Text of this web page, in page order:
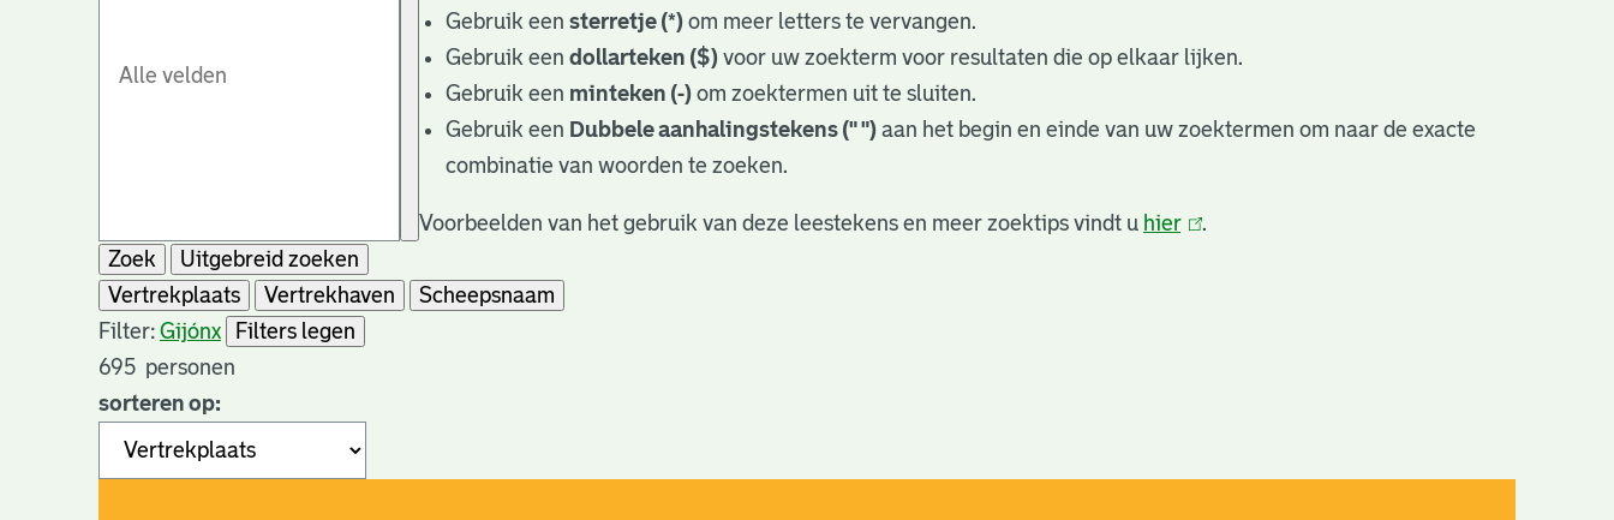
Gebruik eensterretje (*) om meer letters te vervangen.
Gebruik eendollarteken ($) voor uw zoekterm voor resultaten die op elkaar lijken.
Gebruik een minteken (-) om zoektermen uit te sluiten.
Gebruik een Dubbele aanhalingstekens (" ") aan het begin en einde van uw zoektermen om naar de exacte
combinatie van woorden te zoeken.
Voorbeelden van het gebruik van deze leestekens en meer zoektips vindt u hier(link
.
Zoek
Uitgebreid zoeken
Vertrekplaats
Vertrekhaven
Scheepsnaam
Filter: Gijónx
Filters legen
695 personen
sorteren op: